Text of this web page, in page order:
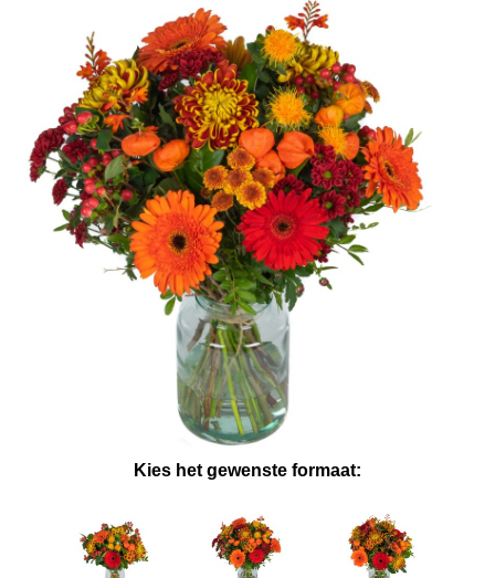
Kies het gewenste formaat: